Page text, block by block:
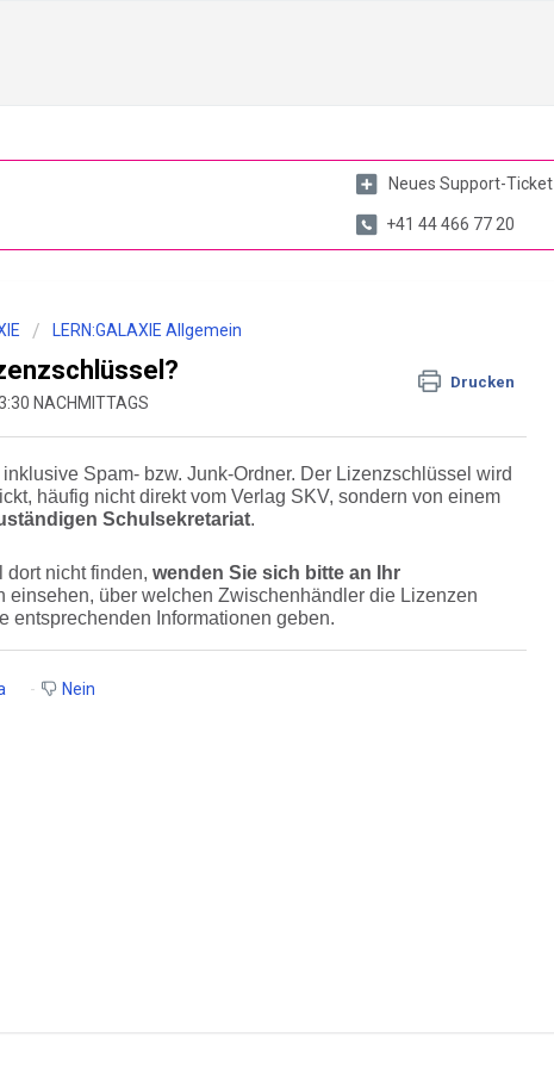
Neues Support-Ticket
+41 44 466 77 20
LERN:GALAXIE Allgemein
Drucken
NACHMITTAGS
Spam- bzw. Junk-Ordner. Der Lizenzschlüssel wird
häufig nicht direkt vom Verlag SKV, sondern von einem
Schulsekretariat.
nicht finden, wenden Sie sich bitte an Ihr
einsehen, über welchen Zwischenhändler die Lizenzen
entsprechenden Informationen geben.
Nein